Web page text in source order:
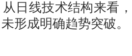
日线技术结构来看
形成明确趋势突破。